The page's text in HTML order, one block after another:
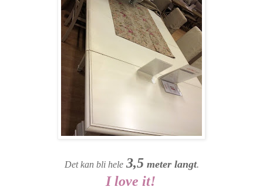
Det kan bli hele 3,5 meter langt.
I love it!